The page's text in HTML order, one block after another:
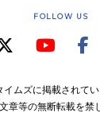
FOLLOW US
イムズに掲載されてい
文章等の無断転載を禁